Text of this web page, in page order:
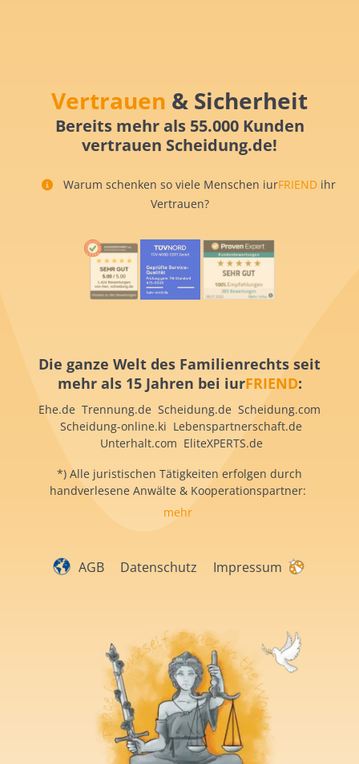
Vertrauen & Sicherheit
Bereits mehr als 55.000 Kunden
vertrauen Scheidung.de!
Warum schenken so viele Menschen iurFRIEND ihr
Vertrauen?
Die ganze Welt des Familienrechts seit
mehr als 15 Jahren bei iurFRIEND:
Ehe.de Trennung.de Scheidung.de Scheidung.com
Scheidung-online.ki Lebenspartnerschaft.de
Unterhalt.com EliteXPERTS.de
*) Alle juristischen Tätigkeiten erfolgen durch
handverlesene Anwälte & Kooperationspartner:
mehr
AGB Datenschutz Impressum